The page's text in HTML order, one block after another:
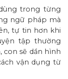
trong từng
ngữ pháp mà
tự tin hơn khi
tập thường
con sẽ dần hình
vận dụng từ